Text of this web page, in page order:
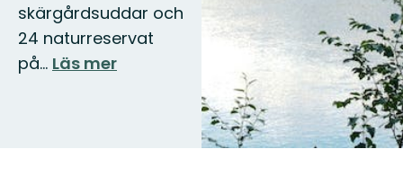
skärgårdsuddar och
24 naturreservat
på… Läs mer